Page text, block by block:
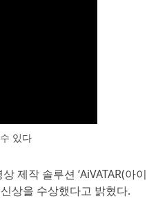
있다
제작 솔루션 ‘AiVATAR(아이
신상을 수상했다고 밝혔다.